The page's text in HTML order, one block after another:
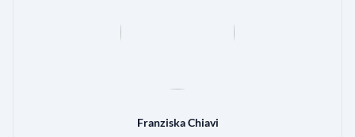
Franziska Chiavi